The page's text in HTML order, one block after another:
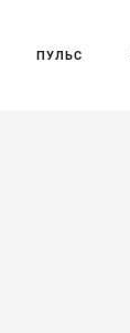
ПУЛЬС